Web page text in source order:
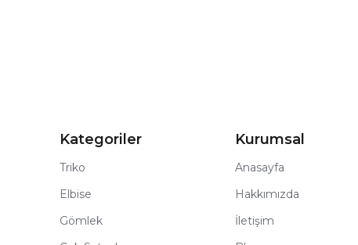
Kategoriler
Triko
Elbise
Gömlek
Kurumsal
Anasayfa
Hakkımızda
İletişim